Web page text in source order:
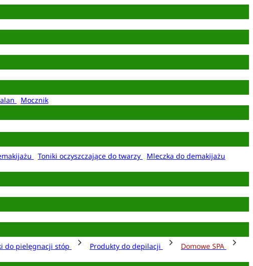
Mocznik
Toniki oczyszczające do twarzy
Mleczka do demakijażu
do pielęgnacji stóp Produkty do depilacji
Domowe SPA